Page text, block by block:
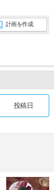
計画を作成
投稿日